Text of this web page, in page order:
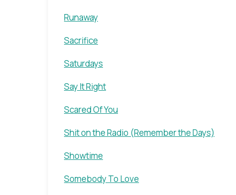
Runaway
Sacrifice
Saturdays
Say It Right
Scared Of You
Shit on the Radio (Remember the Days)
Showtime
Somebody To Love